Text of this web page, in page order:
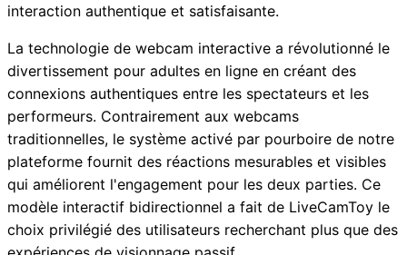
interaction authentique et satisfaisante.
La technologie de webcam interactive a révolutionné le
divertissement pour adultes en ligne en créant des
connexions authentiques entre les spectateurs et les
performeurs. Contrairement aux webcams
traditionnelles, le système activé par pourboire de notre
plateforme fournit des réactions mesurables et visibles
qui améliorent l'engagement pour les deux parties. Ce
modèle interactif bidirectionnel a fait de LiveCamToy le
choix privilégié des utilisateurs recherchant plus que des